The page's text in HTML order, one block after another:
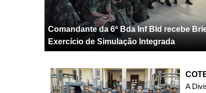
Comandante da 6ª Bda Inf Bld recebe
Exercício de Simulação Integrada
A